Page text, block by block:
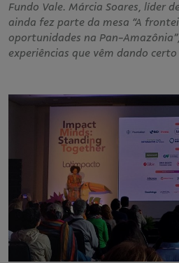
Fundo Vale. Márcia Soares, líder
ainda fez parte da mesa “A
oportunidades na Pan-
experiências que vêm dando